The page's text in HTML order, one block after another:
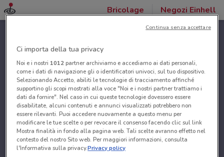
Bricolage Negozi Einhell
Ci importa della tua privacy
Noi e i nostri 1012partner archiviamo e accediamo ai dati personali,
come i dati di navigazione gli o identificatori univoci, sul tuo dispositivo.
Selezionando Accetto, abiliti le tecnologie di tracciamento affinché
supportino gli scopi mostrati alla voce "Noi e i nostri partner trattiamo i
dati da fornire". Nel caso in cui queste tecnologie dovessero essere
disabilitate, alcuni contenuti e annunci visualizzati potrebbero non
essere rilevanti. Puoi accedere nuovamente a questo menu per
modificare le tue scelte o per revocare il consenso facendo clic sul link
Mostra finalità in fondo alla pagina web. Tali scelte avranno effetto nel
contesto del nostro Sito web. Per maggiori informazioni, consulta
l'Informativa sulla privacy.Privacy policy
Continua senza accettare